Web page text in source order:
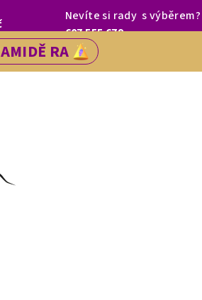
BUDEME TĚŠIT OD 1.BŘEZNA.
Nevíte si rady s výběrem
607 555 679
RA